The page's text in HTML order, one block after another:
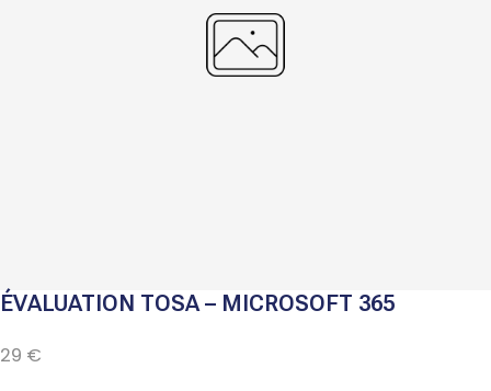
ÉVALUATION TOSA – MICROSOFT 365
N
29 €